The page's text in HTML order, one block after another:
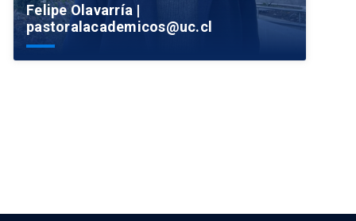
Felipe Olavarría |
pastoralacademicos@uc.cl